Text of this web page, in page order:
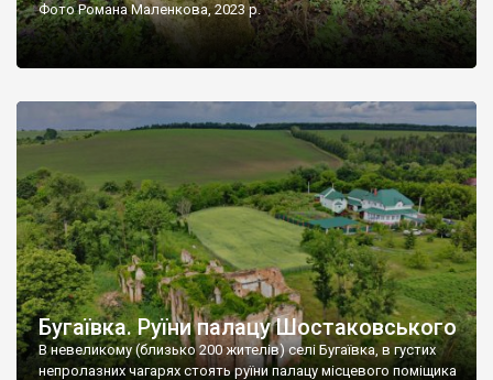
Фото Романа Маленкова, 2023 р.
Бугаївка. Руїни палацу Шостаковського
В невеликому (близько 200 жителів) селі Бугаївка, в густих
непролазних чагарях стоять руїни палацу місцевого поміщика